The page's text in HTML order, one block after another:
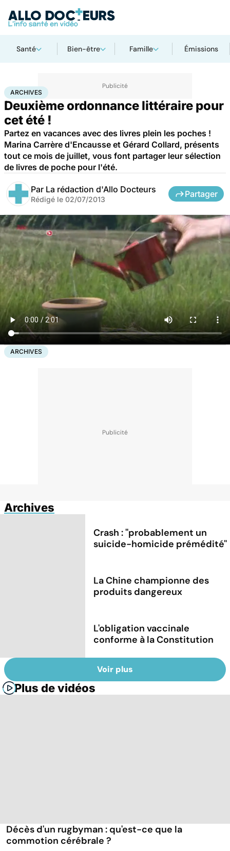
Santé Bien-être Famille Émissions
AccueilSantéArchives
ARCHIVES
Deuxième ordonnance littéraire pour
cet été !
Partez en vacances avec des livres plein les poches !
Marina Carrère d'Encausse et Gérard Collard, présents
tout ce mois de juillet, vous font partager leur sélection
de livres de poche pour l'été.
Par La rédaction d'Allo Docteurs
Rédigé le 02/07/2013
Partager
ARCHIVES
Archives
Crash : ''probablement un
suicide-homicide prémédité''
La Chine championne des
produits dangereux
L'obligation vaccinale
conforme à la Constitution
Voir plus
Plus de vidéos
Décès d'un rugbyman : qu'est-ce que la
commotion cérébrale ?